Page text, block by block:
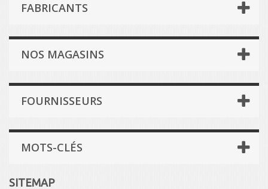
FABRICANTS
NOS MAGASINS
FOURNISSEURS
MOTS-CLÉS
SITEMAP